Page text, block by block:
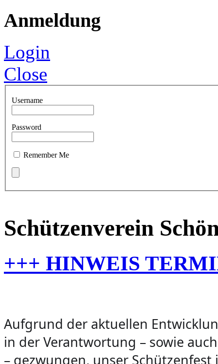
Anmeldung
Login
Close
Username
Password
Remember Me
Schützenverein
+++ HINWEIS
Aufgrund der aktuellen
in der Verantwortung – sowie
– gezwungen, unser